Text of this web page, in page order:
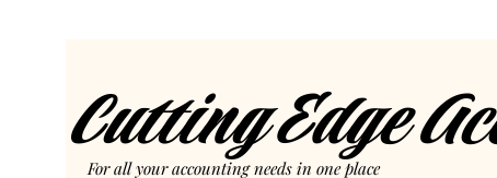
For all your accounting needs in one place
Cutting Edge